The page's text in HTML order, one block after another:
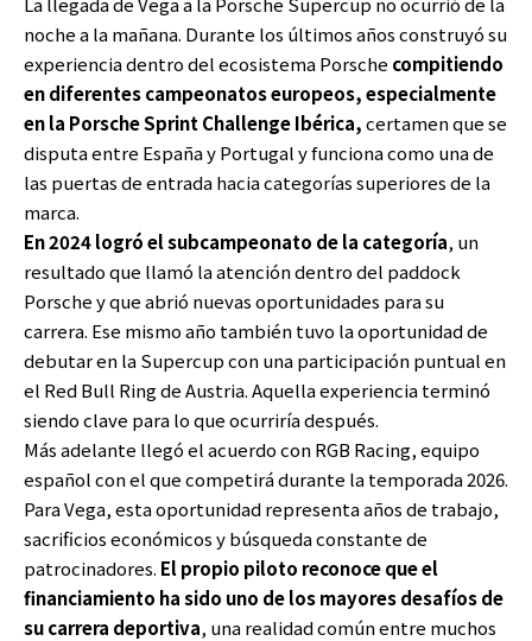
noche a la mañana. Durante los últimos años construyó su
experiencia dentro del ecosistema Porsche compitiendo
en diferentes campeonatos europeos, especialmente
en la Porsche Sprint Challenge Ibérica,certamen que se
disputa entre España y Portugal y funciona como una de
las puertas de entrada hacia categorías superiores de la
marca.
En 2024 logró el subcampeonato de la categoría, un
resultado que llamó la atención dentro del paddock
Porsche y que abrió nuevas oportunidades para su
carrera. Ese mismo año también tuvo la oportunidad de
debutar en la Supercup con una participación puntual en
el Red Bull Ring de Austria. Aquella experiencia terminó
siendo clave para lo que ocurriría después.
Más adelante llegó el acuerdo con RGB Racing, equipo
español con el que competirá durante la temporada 2026.
Para Vega, esta oportunidad representa años de trabajo,
sacrificios económicos y búsqueda constante de
patrocinadores. El propio piloto reconoce que el
financiamiento ha sido uno de los mayores desafíos de
su carrera deportiva, una realidad común entre muchos